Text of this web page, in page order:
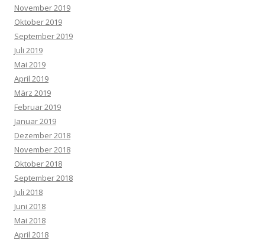
November 2019
Oktober 2019
September 2019
Juli 2019
Mai 2019
April 2019
März 2019
Februar 2019
Januar 2019
Dezember 2018
November 2018
Oktober 2018
September 2018
Juli 2018
Juni 2018
Mai 2018
April 2018